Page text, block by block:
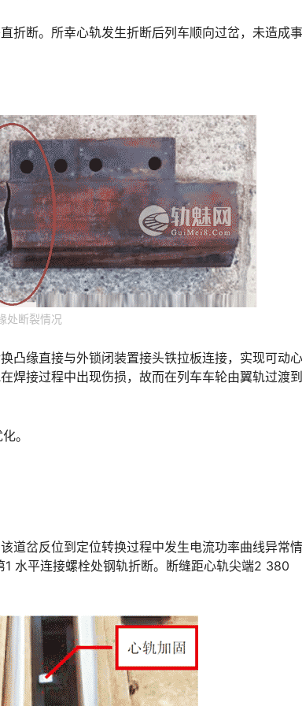
折断。所幸心轨发生折断后列车顺向过岔，未造成事
处断裂情况
凸缘直接与外锁闭装置接头铁拉板连接，实现可动
焊接过程中出现伤损，故而在列车车轮由翼轨过渡
。
道岔反位到定位转换过程中发生电流功率曲线异常情
水平连接螺栓处钢轨折断。断缝距心轨尖端2 380